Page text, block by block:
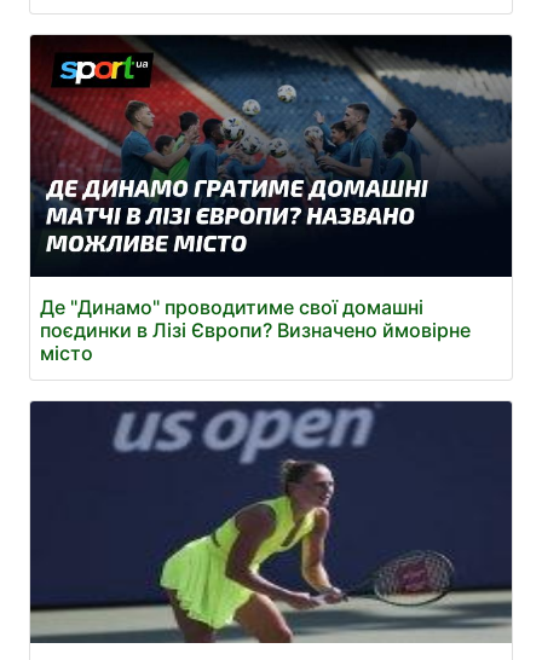
Де "Динамо" проводитиме свої домашні
поєдинки в Лізі Європи? Визначено ймовірне
місто